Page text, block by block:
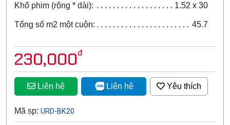
Khổ phim (rộng * dài): 1.52 x 30
Tổng số m2 một cuộn: 45.7
230,000đ
Liên hệ Liên hệ Yêu thích
Mã sp: URD-BK20